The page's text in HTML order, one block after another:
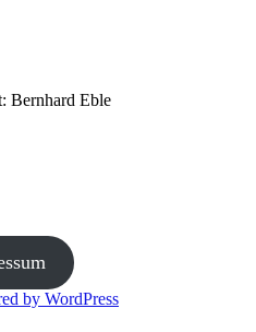
Bernhard Eble
by WordPress